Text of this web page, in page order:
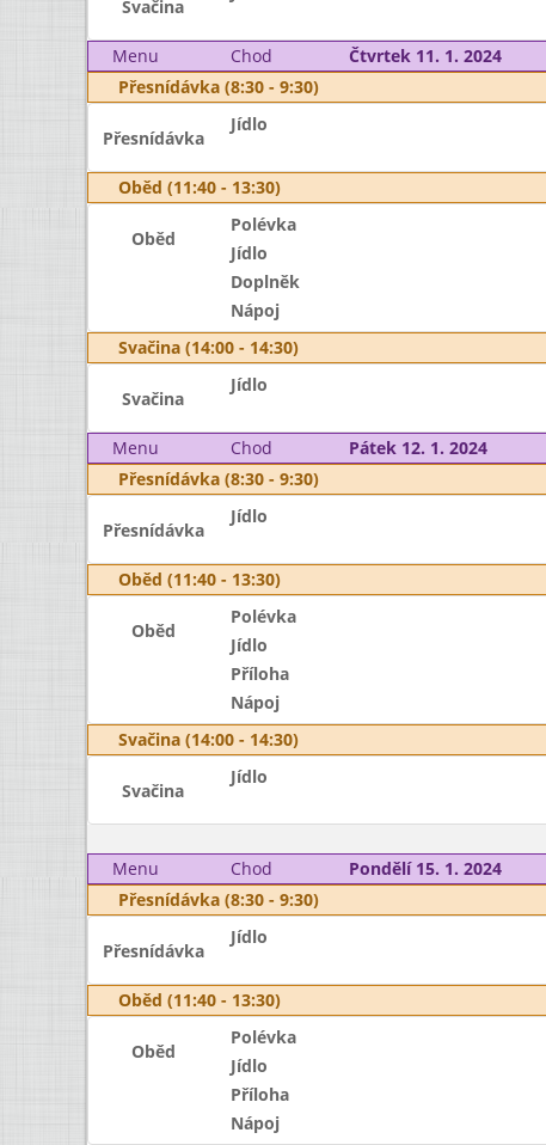
Svačina
Menu Chod Čtvrtek 11. 1. 2024
Přesnídávka (8:30 - 9:30)
Přesnídávka
Jídlo
Oběd (11:40 - 13:30)
Oběd
Polévka
Jídlo
Doplněk
Nápoj
Svačina (14:00 - 14:30)
Svačina
Jídlo
Menu Chod Pátek 12. 1. 2024
Přesnídávka (8:30 - 9:30)
Přesnídávka
Jídlo
Oběd (11:40 - 13:30)
Oběd
Polévka
Jídlo
Příloha
Nápoj
Svačina (14:00 - 14:30)
Svačina
Jídlo
Menu
Chod Pondělí 15. 1. 2024
Přesnídávka (8:30 - 9:30)
Přesnídávka
Jídlo
Oběd (11:40 - 13:30)
Oběd
Polévka
Jídlo
Příloha
Nápoj